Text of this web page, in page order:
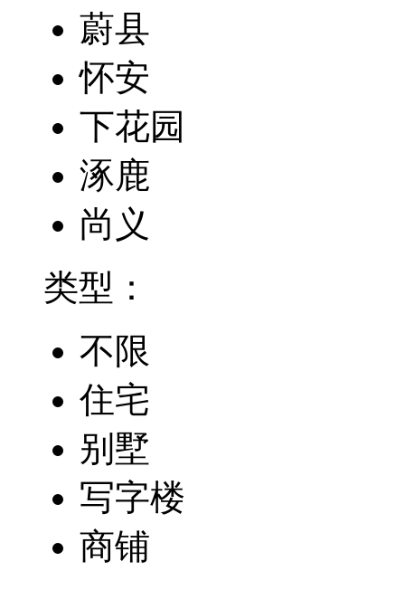
蔚县
怀安
下花园
涿鹿
尚义
类型：
不限
住宅
别墅
写字楼
商铺